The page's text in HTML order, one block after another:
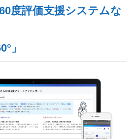
度評価支援システムな
」